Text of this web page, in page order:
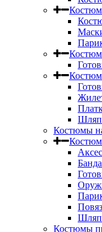
Костюмы
Костюмы